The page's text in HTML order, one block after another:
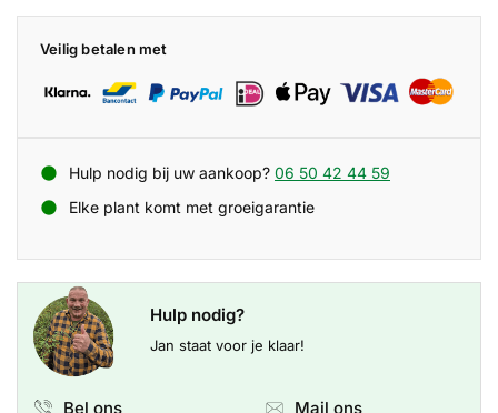
Veilig betalen met
Hulp nodig bij uw aankoop? 06 50 42 44 59
Elke plant komt met groeigarantie
Hulp nodig?
Jan staat voor je klaar!
Bel ons Mail ons